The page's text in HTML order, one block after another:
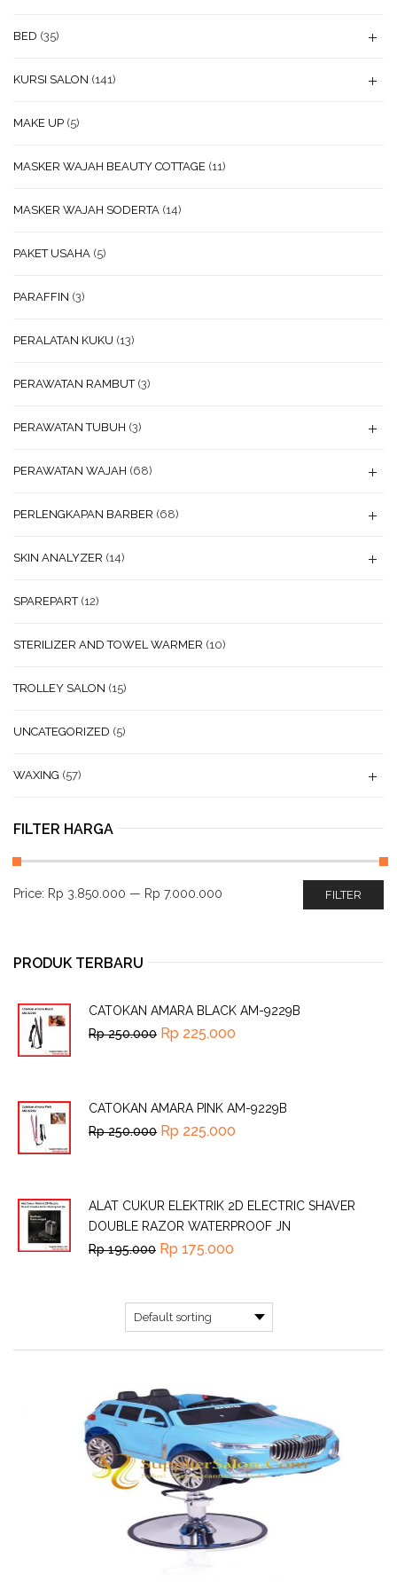
BED (35)
KURSI SALON (141)
MAKE UP (5)
MASKER WAJAH BEAUTY COTTAGE (11)
MASKER WAJAH SODERTA (14)
PAKET USAHA (5)
PARAFFIN (3)
PERALATAN KUKU (13)
PERAWATAN RAMBUT (3)
PERAWATAN TUBUH (3)
PERAWATAN WAJAH (68)
PERLENGKAPAN BARBER (68)
SKIN ANALYZER (14)
SPAREPART (12)
STERILIZER AND TOWEL WARMER (10)
TROLLEY SALON (15)
UNCATEGORIZED (5)
WAXING (57)
FILTER HARGA
FILTER
Price: Rp 3.850.000 — Rp 7.000.000
PRODUK TERBARU
CATOKAN AMARA BLACK AM-9229B
Rp250.000 Rp 225.000
CATOKAN AMARA PINK AM-9229B
Rp250.000 Rp 225.000
ALAT CUKUR ELEKTRIK 2D ELECTRIC SHAVER
DOUBLE RAZOR WATERPROOF JN
Rp195.000 Rp 175.000